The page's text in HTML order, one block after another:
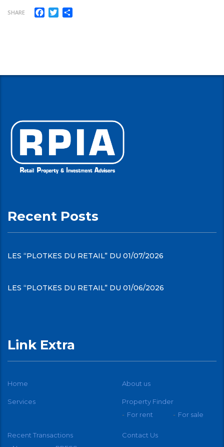
SHARE Facebook
Twitter
Recent Posts
LES “PLOTKES DU RETAIL” DU 01/07/2026
LES “PLOTKES DU RETAIL” DU 01/06/2026
Link Extra
Home About us
Services
Property Finder
For rent
For sale
Recent Transactions
Contact Us